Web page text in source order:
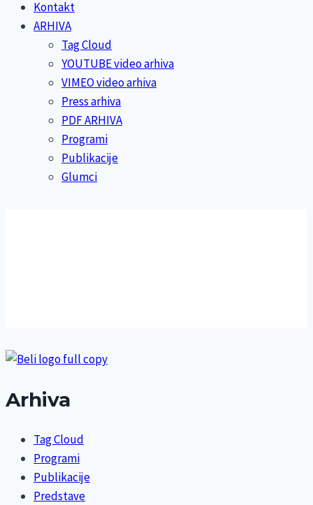
Kontakt
ARHIVA
Tag Cloud
YOUTUBE video arhiva
VIMEO video arhiva
Press arhiva
PDF ARHIVA
Programi
Publikacije
Glumci
Arhiva
Tag Cloud
Programi
Publikacije
Predstave